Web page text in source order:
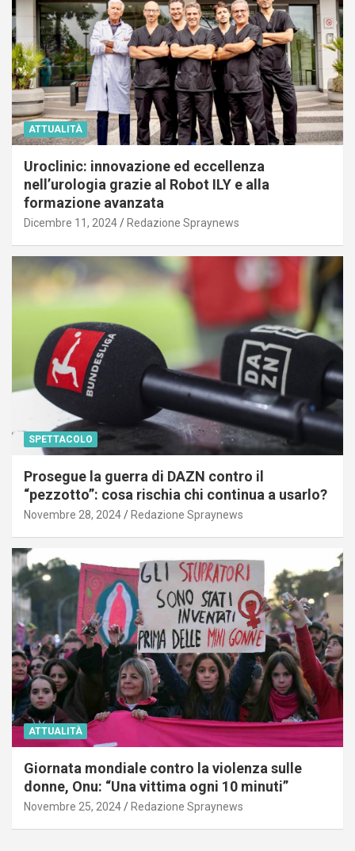
ATTUALITÀ
Uroclinic: innovazione ed eccellenza
nell’urologia grazie al Robot ILY e alla
formazione avanzata
Dicembre 11, 2024 Redazione Spraynews
SPETTACOLO
Prosegue la guerra di DAZN contro il
“pezzotto”: cosa rischia chi continua a usarlo?
Novembre 28, 2024 Redazione Spraynews
ATTUALITÀ
Giornata mondiale contro la violenza sulle
donne, Onu: “Una vittima ogni 10 minuti”
Novembre 25, 2024 Redazione Spraynews